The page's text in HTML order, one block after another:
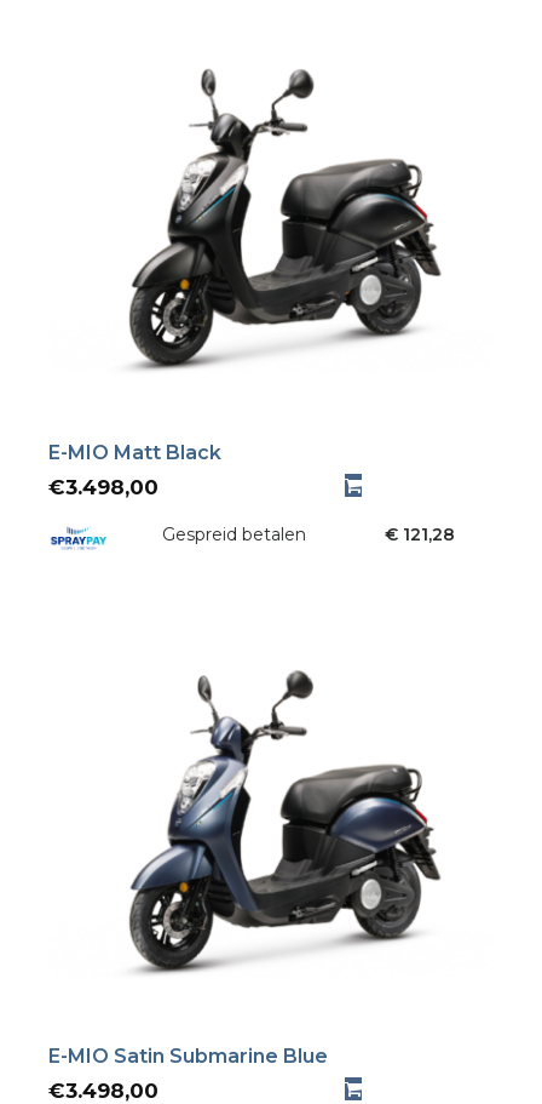
E-MIO Matt Black
€3.498,00
Gespreid betalen € 121,28
E-MIO Satin Submarine Blue
€3.498,00